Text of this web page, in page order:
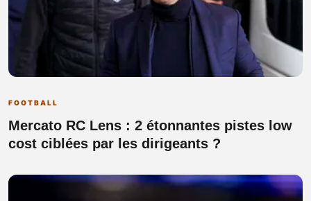
FOOTBALL
Mercato RC Lens : 2 étonnantes pistes low
cost ciblées par les dirigeants ?